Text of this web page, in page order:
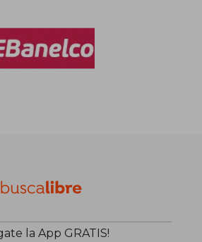
$ 112.023
la App GRATIS!